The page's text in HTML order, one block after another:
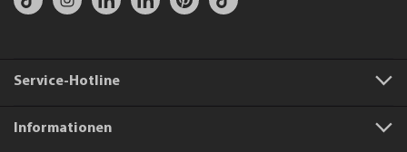
Service-Hotline
Informationen